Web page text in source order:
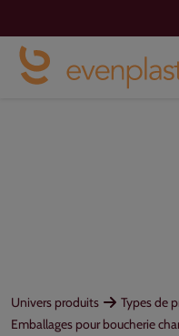
Univers produits
Types de
Emballages pour boucherie